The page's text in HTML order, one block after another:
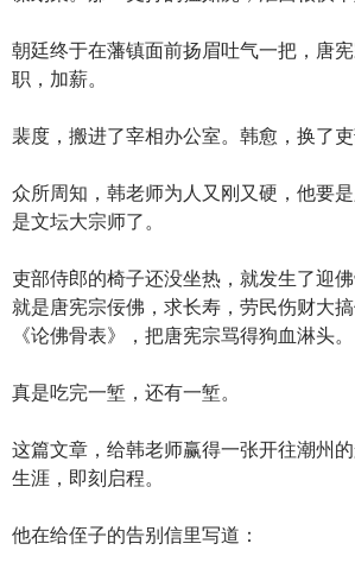
朝廷终于在藩镇面前扬眉吐气一把，唐
职，加薪。
裴度，搬进了宰相办公室。韩愈，换了吏
众所周知，韩老师为人又刚又硬，他要
是文坛大宗师了。
吏部侍郎的椅子还没坐热，就发生了迎佛
就是唐宪宗佞佛，求长寿，劳民伤财大
《论佛骨表》，把唐宪宗骂得狗血淋头。
真是吃完一堑，还有一堑。
这篇文章，给韩老师赢得一张开往潮州
生涯，即刻启程。
他在给侄子的告别信里写道：